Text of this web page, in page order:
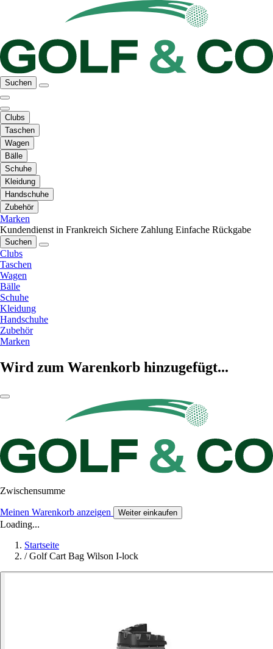
Suchen
Clubs
Taschen
Wagen
Bälle
Schuhe
Kleidung
Handschuhe
Zubehör
Marken
Kundendienst in Frankreich Sichere Zahlung Einfache Rückgabe
Suchen
Clubs
Taschen
Wagen
Bälle
Schuhe
Kleidung
Handschuhe
Zubehör
Marken
Wird zum Warenkorb hinzugefügt...
Zwischensumme
Meinen Warenkorb anzeigen Weiter einkaufen
Loading...
Startseite
/ Golf Cart Bag Wilson I-lock